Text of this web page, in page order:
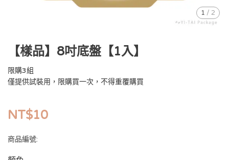
1 / 2
【樣品】8吋底盤【1入】
限購3組
僅提供試裝用，限購買一次，不得重覆購買
NT$10
商品編號: